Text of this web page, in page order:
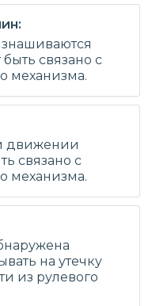
связано с
механизма.
движении
связано с
механизма.
на утечку
из рулевого